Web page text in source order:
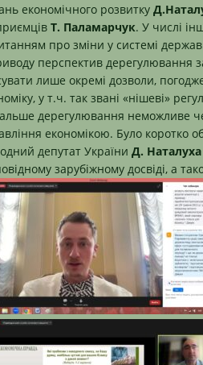
економічного розвитку
Т. Паламарчук. У числі
про зміни у системі
перспектив дерегулювання
лише окремі дозволи,
у т.ч. так звані «нішеві»
дерегулювання неможливе
економікою. Було коротко
депутат України Д. Наталуха
зарубіжному досвіді, а